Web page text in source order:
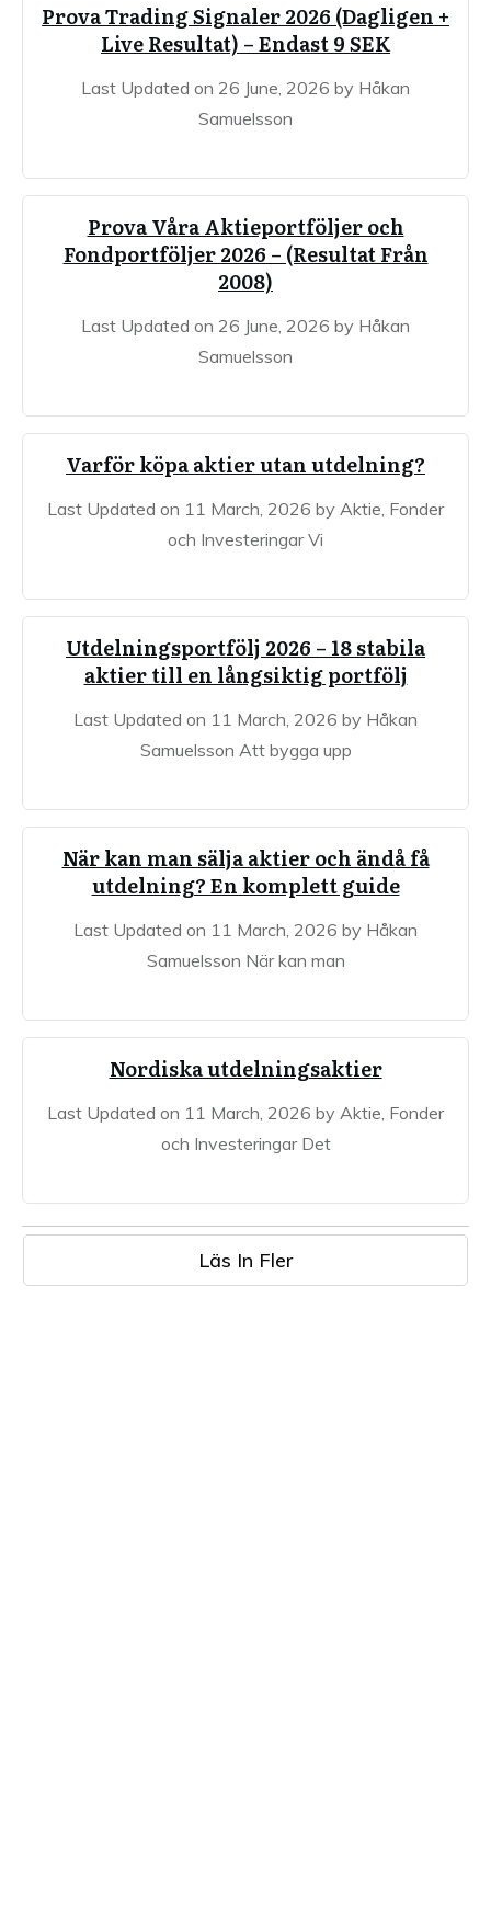
Prova Trading Signaler 2026 (Dagligen +
Live Resultat) – Endast 9 SEK
Last Updated on 26 June, 2026 by Håkan
Samuelsson
Prova Våra Aktieportföljer och
Fondportföljer 2026 – (Resultat Från
2008)
Last Updated on 26 June, 2026 by Håkan
Samuelsson
Varför köpa aktier utan utdelning?
Last Updated on 11 March, 2026 by Aktie, Fonder
och Investeringar Vi
Utdelningsportfölj 2026 – 18 stabila
aktier till en långsiktig portfölj
Last Updated on 11 March, 2026 by Håkan
Samuelsson Att bygga upp
När kan man sälja aktier och ändå få
utdelning? En komplett guide
Last Updated on 11 March, 2026 by Håkan
Samuelsson När kan man
Nordiska utdelningsaktier
Last Updated on 11 March, 2026 by Aktie, Fonder
och Investeringar Det
Läs In Fler